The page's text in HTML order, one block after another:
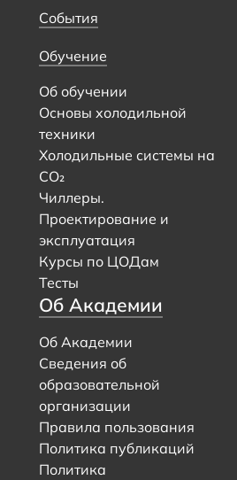
События
Обучение
Об обучении
Основы холодильной
техники
Холодильные системы на
CO₂
Чиллеры.
Проектирование и
эксплуатация
Курсы по ЦОДам
Тесты
Об Академии
Об Академии
Сведения об
образовательной
организации
Правила пользования
Политика публикаций
Политика